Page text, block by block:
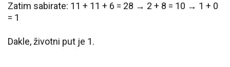
Zatim sabirate: 11 + 11 + 6 = 28 → 2 + 8 = 10 → 1 + 0
= 1
Dakle, životni put je 1.